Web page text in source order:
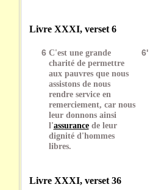
Livre XXXI, verset 6
6 C'est une grande
charité de permettre
aux pauvres que nous
assistons de nous
rendre service en
remerciement, car nous
leur donnons ainsi
l'assurancede leur
dignité d'hommes
libres.
6'
Livre XXXI, verset 36